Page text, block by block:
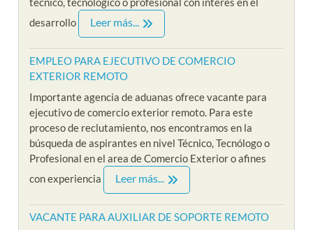
desarrollo
Leer más...
EMPLEO PARA EJECUTIVO DE COMERCIO
EXTERIOR REMOTO
Importante agencia de aduanas ofrece vacante para
ejecutivo de comercio exterior remoto. Para este
proceso de reclutamiento, nos encontramos en la
búsqueda de aspirantes en nivel Técnico, Tecnólogo o
Profesional en el area de Comercio Exterior o afines
con experiencia
Leer más...
VACANTE PARA AUXILIAR DE SOPORTE REMOTO